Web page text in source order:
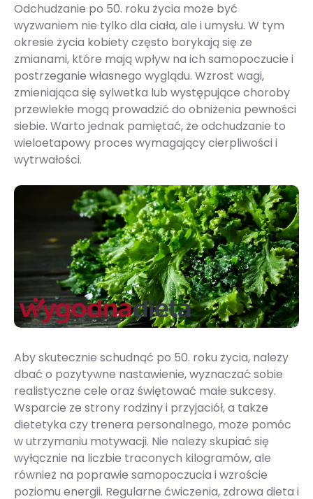
Odchudzanie po 50. roku życia może być
wyzwaniem nie tylko dla ciała, ale i umysłu. W tym
okresie życia kobiety często borykają się ze
zmianami, które mają wpływ na ich samopoczucie i
postrzeganie własnego wyglądu. Wzrost wagi,
zmieniająca się sylwetka lub występujące choroby
przewlekłe mogą prowadzić do obniżenia pewności
siebie. Warto jednak pamiętać, że odchudzanie to
wieloetapowy proces wymagający cierpliwości i
wytrwałości.
Aby skutecznie schudnąć po 50. roku życia, należy
dbać o pozytywne nastawienie, wyznaczać sobie
realistyczne cele oraz świętować małe sukcesy.
Wsparcie ze strony rodziny i przyjaciół, a także
dietetyka czy trenera personalnego, może pomóc
w utrzymaniu motywacji. Nie należy skupiać się
wyłącznie na liczbie traconych kilogramów, ale
również na poprawie samopoczucia i wzroście
poziomu energii. Regularne ćwiczenia, zdrowa dieta i